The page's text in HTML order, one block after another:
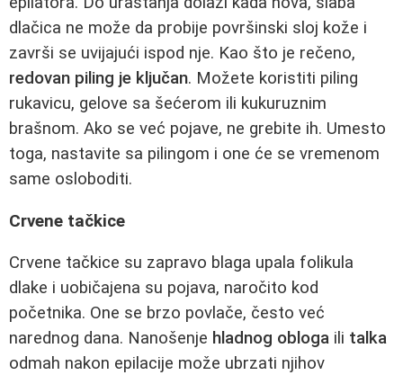
dlačica ne može da probije površinski sloj kože i
završi se uvijajući ispod nje. Kao što je rečeno,
redovan piling je ključan. Možete koristiti piling
rukavicu, gelove sa šećerom ili kukuruznim
brašnom. Ako se već pojave, ne grebite ih. Umesto
toga, nastavite sa pilingom i one će se vremenom
same osloboditi.
Crvene tačkice
Crvene tačkice su zapravo blaga upala folikula
dlake i uobičajena su pojava, naročito kod
početnika. One se brzo povlače, često već
narednog dana. Nanošenje hladnog obloga ili talka
odmah nakon epilacije može ubrzati njihov